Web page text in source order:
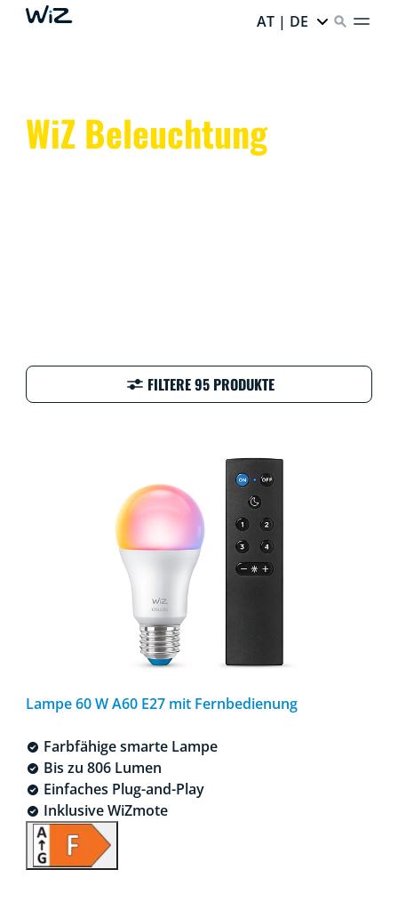
AT | DE
WiZ Beleuchtung
FILTERE 95 PRODUKTE
Lampe 60 W A60 E27 mit Fernbedienung
Farbfähige smarte Lampe
Bis zu 806 Lumen
Einfaches Plug-and-Play
Inklusive WiZmote